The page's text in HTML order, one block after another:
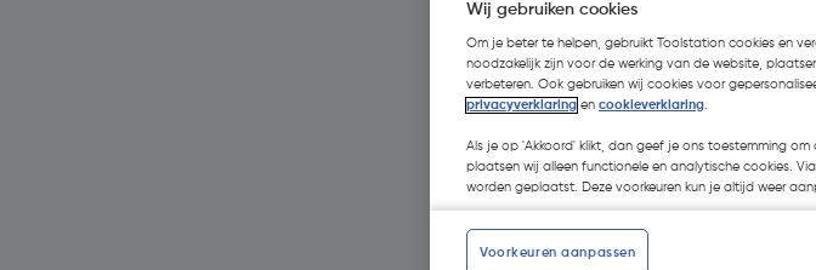
Wij gebruiken cookies
Om je beter te helpen, gebruikt Toolstation cookies en
noodzakelijk zijn voor de werking van de website,
verbeteren. Ook gebruiken wij cookies voor
privacyverklaring en cookieverklaring.
Als je op 'Akkoord' klikt, dan geef je ons toestemming
plaatsen wij alleen functionele en analytische cookies.
worden geplaatst. Deze voorkeuren kun je altijd weer
Voorkeuren aanpassen